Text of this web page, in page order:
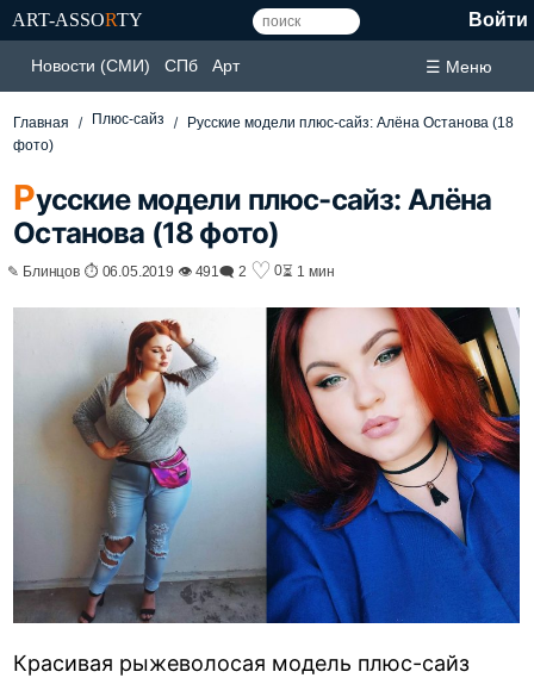
ART-ASSORTY Войти
Новости (СМИ) СПб Арт ☰ Меню
Главная Плюс-сайз
Русские модели плюс-сайз: Алёна Останова (18
фото)
Русские модели плюс-сайз: Алёна
Останова (18 фото)
✎ Блинцов ⏱ 06.05.2019 👁 491🗨 2 ♡ 0⏳ 1 мин
Красивая рыжеволосая модель плюс-сайз